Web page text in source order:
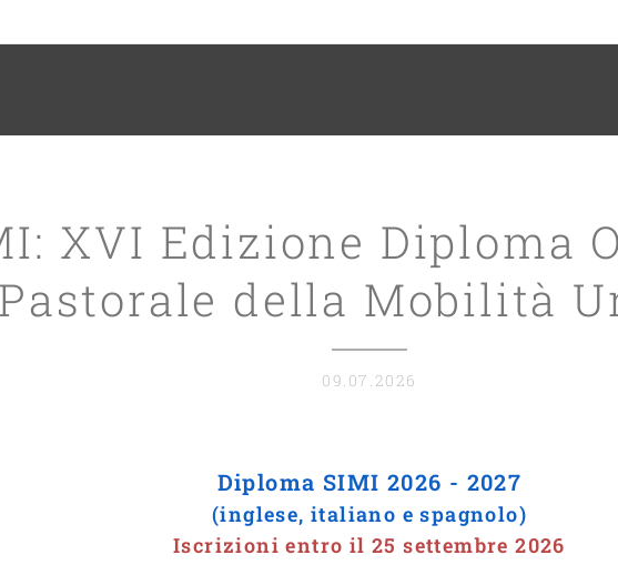
XVI Edizione Diploma
Pastorale della Mobilità
09.07.2026
Diploma SIMI 2026 - 2027
(inglese, italiano e spagnolo)
Iscrizioni entro il 25 settembre 2026